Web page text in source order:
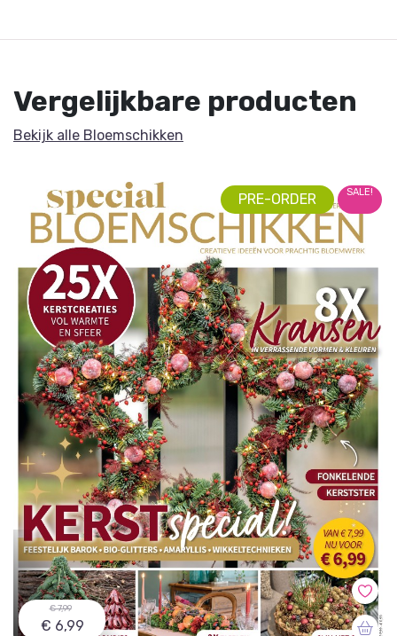
Vergelijkbare producten
Bekijk alle Bloemschikken
PRE-ORDER SALE!
€ 7,99
€ 6,99